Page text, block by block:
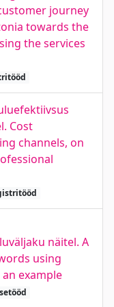
journey
towards the
the services
Cost
channels, on
näitel. A
using
example